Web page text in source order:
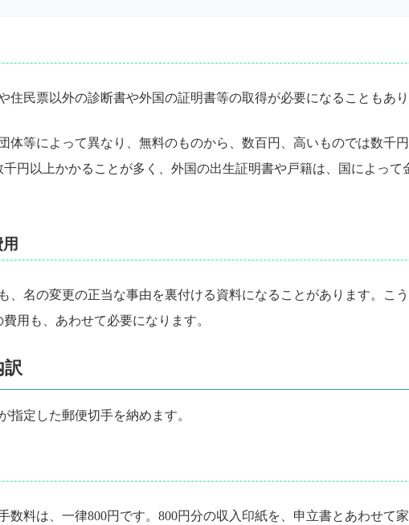
住民票以外の診断書や外国の証明書等の取得が必要になることもあり
体等によって異なり、無料のものから、数百円、高いものでは数千
円以上かかることが多く、外国の出生証明書や戸籍は、国によって
、名の変更の正当な事由を裏付ける資料になることがあります。こ
用も、あわせて必要になります。
指定した郵便切手を納めます。
数料は、一律800円です。800円分の収入印紙を、申立書とあわせて